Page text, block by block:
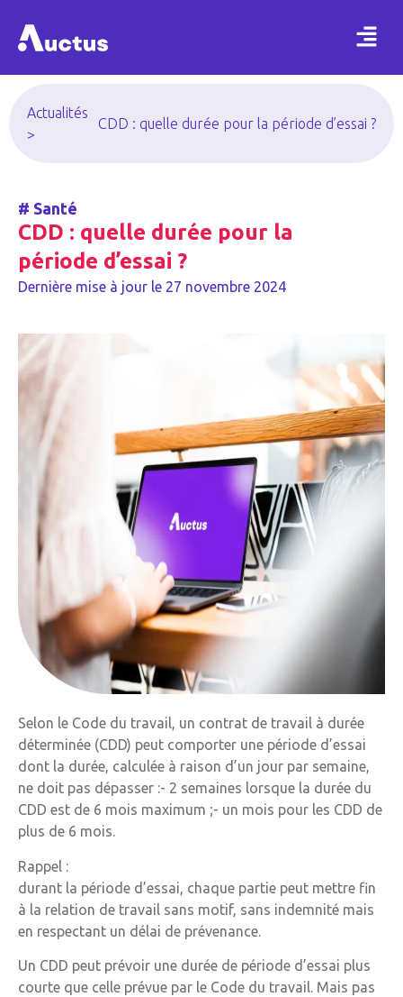
Actualités
>
CDD : quelle durée pour la période d’essai ?
# Santé
CDD : quelle durée pour la
période d’essai ?
Dernière mise à jour le 27 novembre 2024
Selon le Code du travail, un contrat de travail à durée
déterminée (CDD) peut comporter une période d’essai
dont la durée, calculée à raison d’un jour par semaine,
ne doit pas dépasser :- 2 semaines lorsque la durée du
CDD est de 6 mois maximum ;- un mois pour les CDD de
plus de 6 mois.
Rappel :
durant la période d’essai, chaque partie peut mettre fin
à la relation de travail sans motif, sans indemnité mais
en respectant un délai de prévenance.
Un CDD peut prévoir une durée de période d’essai plus
courte que celle prévue par le Code du travail. Mais pas